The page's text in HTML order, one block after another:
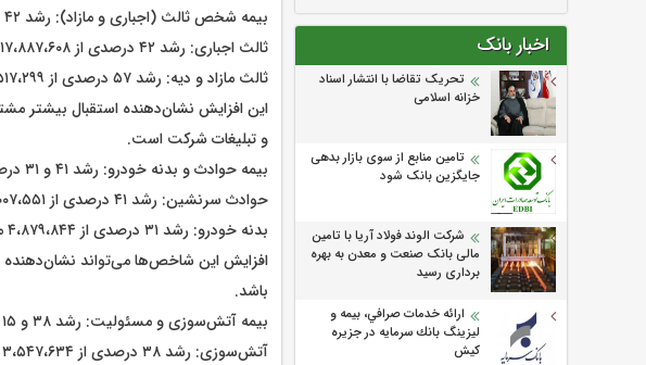
اخبار بانک
تحریک تقاضا با انتشار اسناد
خزانه اسلامی
تامین منابع از سوی بازار بدهی
جایگزین بانک شود
شرکت الوند فولاد آریا با تامین
مالی بانک صنعت و معدن به بهره
برداری رسید
ارائه خدمات صرافي، بيمه و
ليزينگ بانك سرمايه در جزيره
كيش
بیمه شخص ثالث (اجباری و مازاد): رشد ۴۲ و ۵۷ درصدی
ثالث اجباری: رشد ۴۲ درصدی از ۱۷،۸۸۷،۶۰۸ میلیون ریال به ۲۵،۵۵۸،۶۸۵ میلیون ریال
ثالث مازاد و دیه: رشد ۵۷ درصدی از ۱،۵۱۷،۲۹۹ میلیون ریال به ۲،۳۸۸،۱۳۱ میلیون ریال
این افزایش نشان‌دهنده استقبال بیشتر
و تبلیغات شرکت است.
بیمه حوادث و بدنه خودرو: رشد ۴۱ و ۳۱ درصدی
حوادث سرنشین: رشد ۴۱ درصدی از ۳،۰۰۷،۵۵۱ میلیون ریال به ۴،۲۵۸،۸۵۰ میلیون ریال
بدنه خودرو: رشد ۳۱ درصدی از ۴،۸۷۹،۸۴۴ میلیون ریال به ۶،۳۸۶،۰۲۹ میلیون ریال
افزایش این شاخص‌ها می‌تواند نشان‌دهنده
باشد.
بیمه آتش‌سوزی و مسئولیت: رشد ۳۸ و ۱۵ درصدی
آتش‌سوزی: رشد ۳۸ درصدی از ۳،۵۴۷،۶۳۴ میلیون ریال به ۴،۹۱۴،۶۸۲ میلیون ریال